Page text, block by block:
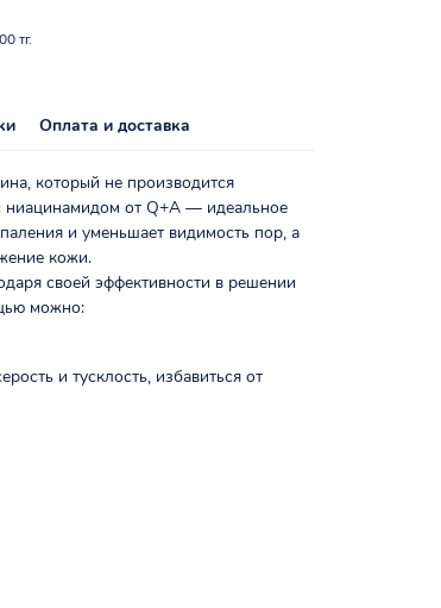
тг.
Оплата и доставка
который не производится
ниацинамидом от Q+A — идеальное
и уменьшает видимость пор, а
кожи.
своей эффективности в решении
можно:
и тусклость, избавиться от